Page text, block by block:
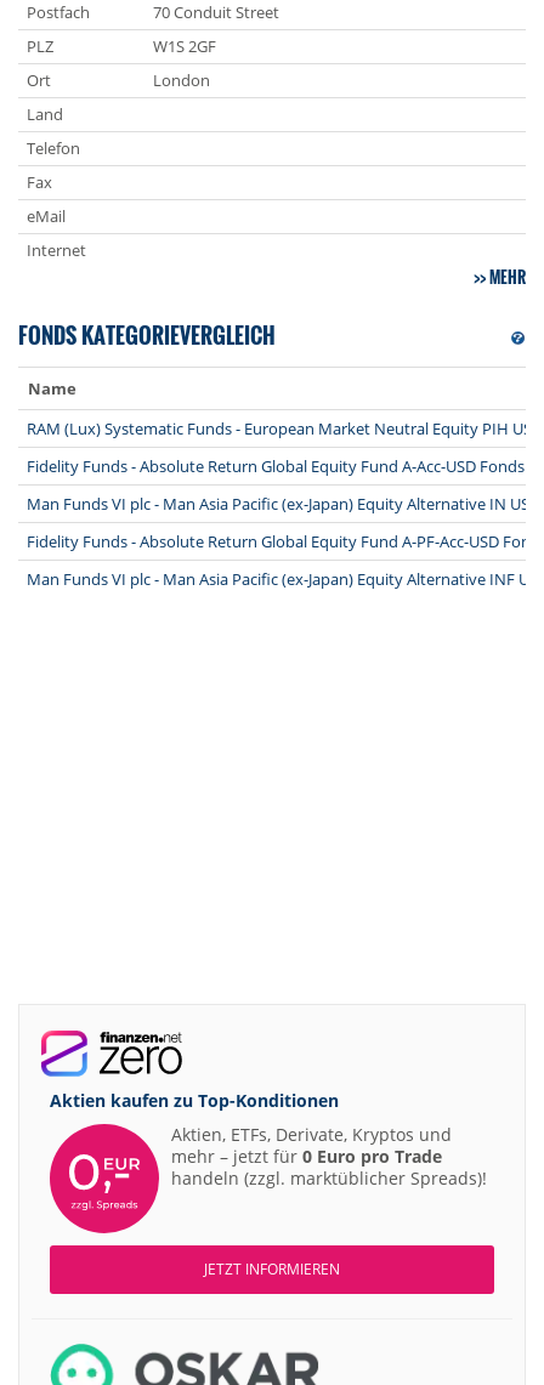
Postfach
70 Conduit Street
PLZ
W1S 2GF
Ort
London
Land
Telefon
Fax
eMail
Internet
MEHR
FONDS KATEGORIEVERGLEICH
Name
RAM (Lux) Systematic Funds - European Market Neutral Equity PIH
Fidelity Funds - Absolute Return Global Equity Fund A-Acc-USD Fonds
Man Funds VI plc - Man Asia Pacific (ex-Japan) Equity Alternative IN
Fidelity Funds - Absolute Return Global Equity Fund A-PF-Acc-USD
Man Funds VI plc - Man Asia Pacific (ex-Japan) Equity Alternative INF
Aktien kaufen zu Top-Konditionen
Aktien, ETFs, Derivate, Kryptos und
mehr – jetzt für 0 Euro pro Trade
handeln (zzgl. marktüblicher Spreads)!
JETZT INFORMIEREN